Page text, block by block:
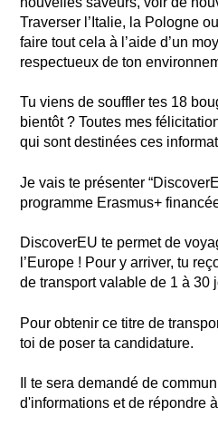
Traverser l’Italie, la Pologne
faire tout cela à l’aide d’un
respectueux de ton
Tu viens de souffler tes 18
bientôt ? Toutes mes
qui sont destinées ces
Je vais te présenter
programme Erasmus+
DiscoverEU te permet de
l’Europe ! Pour y arriver, tu
de transport valable de 1 à 30
Pour obtenir ce titre de
toi de poser ta candidature.
Il te sera demandé de
d'informations et de répondre